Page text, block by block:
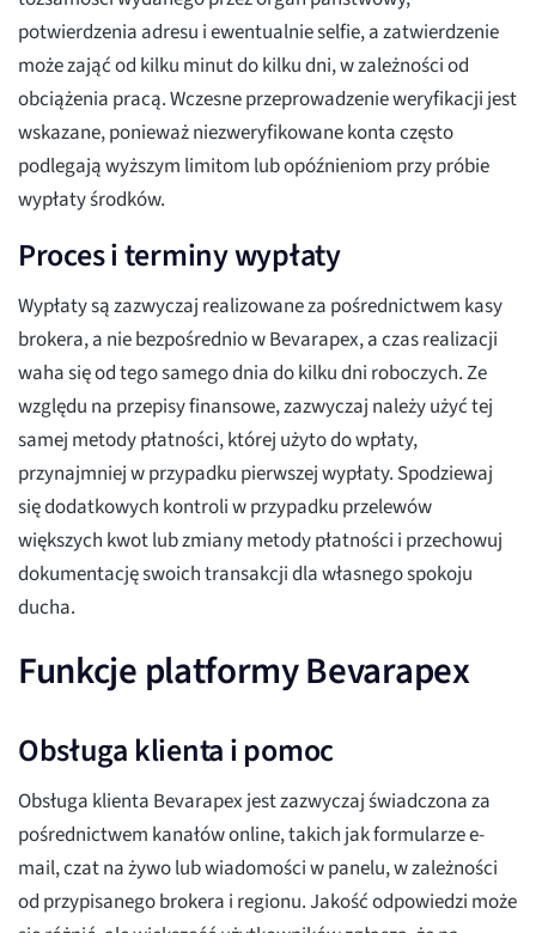
potwierdzenia adresu i ewentualnie selfie, a zatwierdzenie
może zająć od kilku minut do kilku dni, w zależności od
obciążenia pracą. Wczesne przeprowadzenie weryfikacji jest
wskazane, ponieważ niezweryfikowane konta często
podlegają wyższym limitom lub opóźnieniom przy próbie
wypłaty środków.
Proces i terminy wypłaty
Wypłaty są zazwyczaj realizowane za pośrednictwem kasy
brokera, a nie bezpośrednio w Bevarapex, a czas realizacji
waha się od tego samego dnia do kilku dni roboczych. Ze
względu na przepisy finansowe, zazwyczaj należy użyć tej
samej metody płatności, której użyto do wpłaty,
przynajmniej w przypadku pierwszej wypłaty. Spodziewaj
się dodatkowych kontroli w przypadku przelewów
większych kwot lub zmiany metody płatności i przechowuj
dokumentację swoich transakcji dla własnego spokoju
ducha.
Funkcje platformy Bevarapex
Obsługa klienta i pomoc
Obsługa klienta Bevarapex jest zazwyczaj świadczona za
pośrednictwem kanałów online, takich jak formularze e-
mail, czat na żywo lub wiadomości w panelu, w zależności
od przypisanego brokera i regionu. Jakość odpowiedzi może